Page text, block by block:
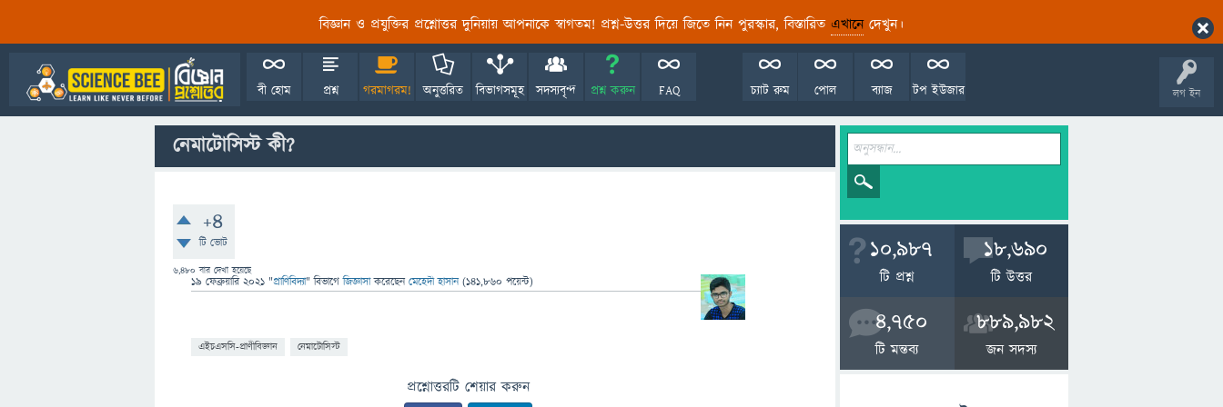
বিজ্ঞান ও প্রযুক্তির প্রশ্নোত্তর দুনিয়ায় আপনাকে স্বাগতম! প্রশ্ন-উত্তর দিয়ে জিতে নিন পুরস্কার, বিস্তারিত এখানেদেখুন।
লগ ইন
বী হোম প্রশ্ন গরমাগরম! অনুত্তরিত বিভাগসমূহ সদস্যবৃন্দ প্রশ্ন করুন FAQ টপ ইউজার
ব্যাজ
পোল
চ্যাট রুম
নেমাটোসিস্ট কী?
+4
টি ভোট
6,480 বার দেখা হয়েছে
19 ফেব্রুয়ারি 2021 "প্রাণিবিদ্যা" বিভাগে জিজ্ঞাসাকরেছেনমেহেদী হাসান (141,860 পয়েন্ট)
এইচএসসি-প্রাণীবিজ্ঞান নেমাটোসিস্ট
প্রশ্নোত্তরটি শেয়ার করুন
10,987
টি প্রশ্ন
18,690
টি উত্তর
4,750
টি মন্তব্য
889,982
জন সদস্য